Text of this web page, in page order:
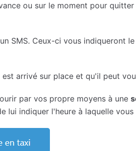
ou sur le moment pour
SMS. Ceux-ci vous indiqueront
arrivé sur place et qu'il peut
par vos propre moyens à une
lui indiquer l'heure à laquelle vous